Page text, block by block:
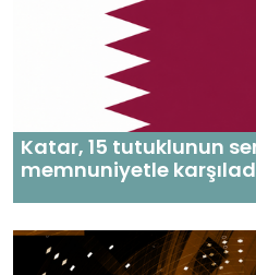
Katar, 15 tutuklunun
memnuniyetle